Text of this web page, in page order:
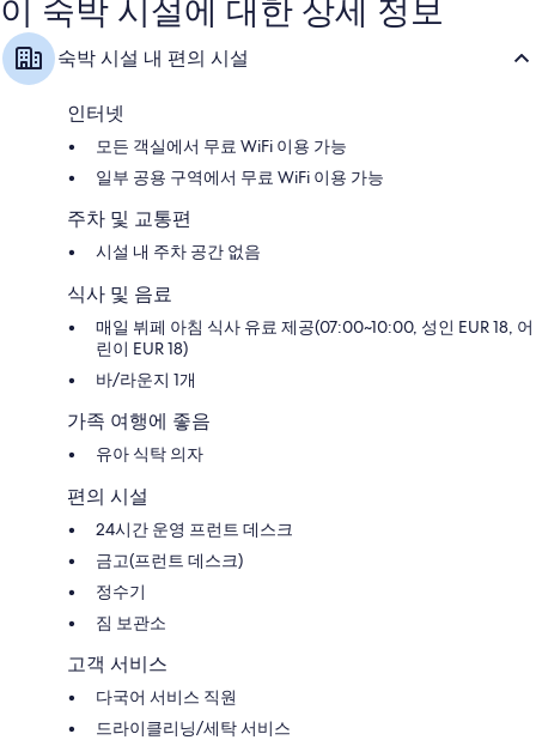
이
용
후
기
이 숙박 시설에 대한 상세 정보
숙박 시설 내 편의 시설
인터넷
모든 객실에서 무료 WiFi 이용 가능
일부 공용 구역에서 무료 WiFi 이용 가능
주차 및 교통편
시설 내 주차 공간 없음
식사 및 음료
매일 뷔페 아침 식사 유료 제공(07:00~10:00, 성인 EUR 18, 어
린이 EUR 18)
바/라운지 1개
가족 여행에 좋음
유아 식탁 의자
편의 시설
24시간 운영 프런트 데스크
금고(프런트 데스크)
정수기
짐 보관소
고객 서비스
다국어 서비스 직원
드라이클리닝/세탁 서비스